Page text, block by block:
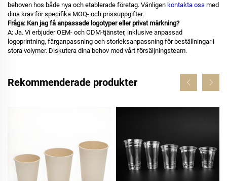
behoven hos både nya och etablerade företag. Vänligen kontakta oss med
dina krav för specifika MOQ- och prissuppgifter.
Fråga: Kan jag få anpassade logotyper eller privat märkning?
A: Ja. Vi erbjuder OEM- och ODM-tjänster, inklusive anpassad
logoprintning, färganpassning och storleksanpassning för beställningar i
stora volymer. Diskutera dina behov med vårt försäljningsteam.
Rekommenderade produkter